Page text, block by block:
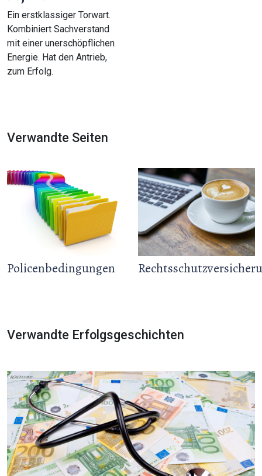
Ein erstklassiger Torwart.
Kombiniert Sachverstand
mit einer unerschöpflichen
Energie. Hat den Antrieb,
zum Erfolg.
Verwandte Seiten
Policenbedingungen
Verwandte Erfolgsgeschichten